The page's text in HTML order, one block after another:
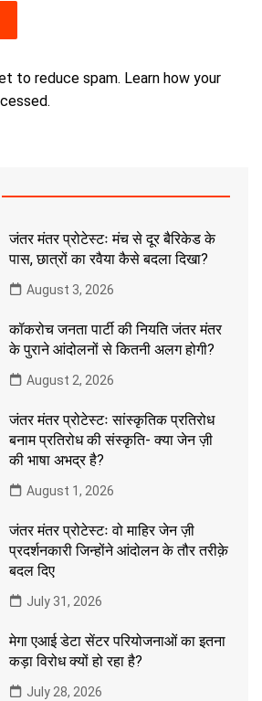
to reduce spam. Learn how your
जंतर मंतर प्रोटेस्टः मंच से दूर बैरिकेड के
पास, छात्रों का रवैया कैसे बदला दिखा?
August 3, 2026
कॉकरोच जनता पार्टी की नियति जंतर मंतर
के पुराने आंदोलनों से कितनी अलग होगी?
August 2, 2026
जंतर मंतर प्रोटेस्टः सांस्कृतिक प्रतिरोध
बनाम प्रतिरोध की संस्कृति- क्या जेन ज़ी
की भाषा अभद्र है?
August 1, 2026
जंतर मंतर प्रोटेस्टः वो माहिर जेन ज़ी
प्रदर्शनकारी जिन्होंने आंदोलन के तौर तरीक़े
बदल दिए
July 31, 2026
मेगा एआई डेटा सेंटर परियोजनाओं का इतना
कड़ा विरोध क्यों हो रहा है?
July 28, 2026